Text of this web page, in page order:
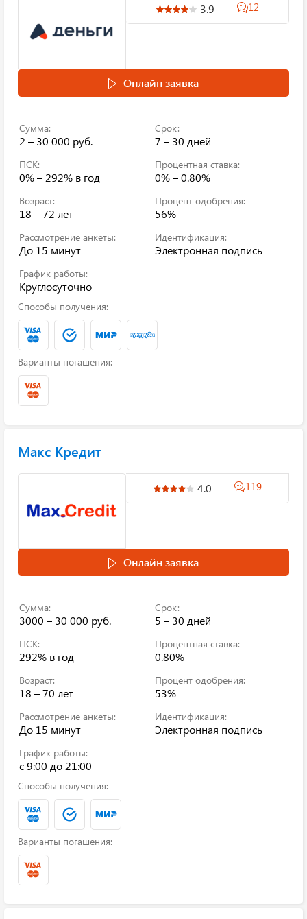
3.9 12
Онлайн заявка
Сумма:
2 – 30 000 руб.
Срок:
7 – 30 дней
ПСК:
0% – 292% в год
Процентная ставка:
0% – 0.80%
Возраст:
18 – 72 лет
Процент одобрения:
56%
Рассмотрение анкеты:
До 15 минут
Идентификация:
Электронная подпись
График работы:
Круглосуточно
Способы получения:
Варианты погашения:
Макс Кредит
4.0 119
Онлайн заявка
Сумма:
3000 – 30 000 руб.
Срок:
5 – 30 дней
ПСК:
292% в год
Процентная ставка:
0.80%
Возраст:
18 – 70 лет
Процент одобрения:
53%
Рассмотрение анкеты:
До 15 минут
Идентификация:
Электронная подпись
График работы:
c 9:00 до 21:00
Способы получения:
Варианты погашения: